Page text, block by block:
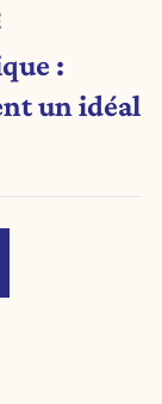
:
un idéal